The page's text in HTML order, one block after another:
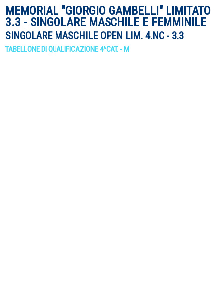
MEMORIAL "GIORGIO GAMBELLI" LIMITATO
3.3 - SINGOLARE MASCHILE E FEMMINILE
SINGOLARE MASCHILE OPEN LIM. 4.NC - 3.3
TABELLONE DI QUALIFICAZIONE 4^CAT. - M